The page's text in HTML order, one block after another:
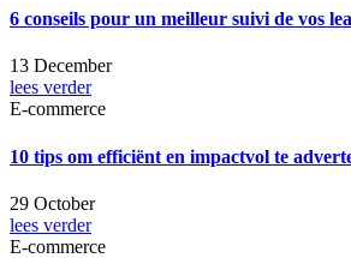
6 conseils pour un meilleur suivi de vos
13 December
lees verder
E-commerce
10 tips om efficiënt en impactvol te
29 October
lees verder
E-commerce